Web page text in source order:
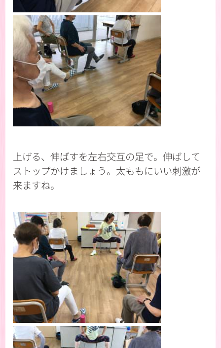
上げる、伸ばすを左右交互の足で。伸ばして
ストップかけましょう。太ももにいい刺激が
来ますね。